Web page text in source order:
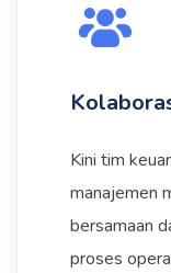
Kini tim
manajemen
bersamaan
proses